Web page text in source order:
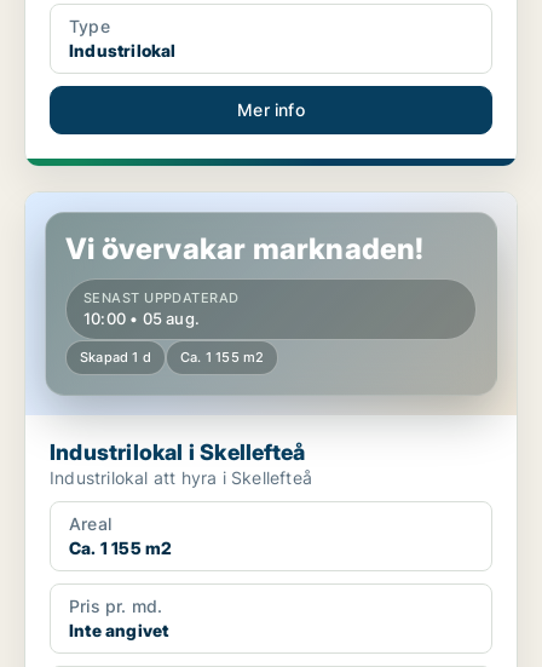
Type
Industrilokal
Mer info
Industrilokal i Skellefteå
Vi övervakar marknaden!
SENAST UPPDATERAD
10:00 • 05 aug.
Skapad 1 d Ca. 1 155 m2
Industrilokal i Skellefteå
Industrilokal att hyra i Skellefteå
Areal
Ca. 1 155 m2
Pris pr. md.
Inte angivet